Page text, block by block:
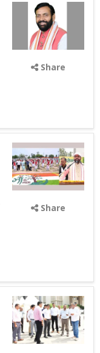
Share
Share